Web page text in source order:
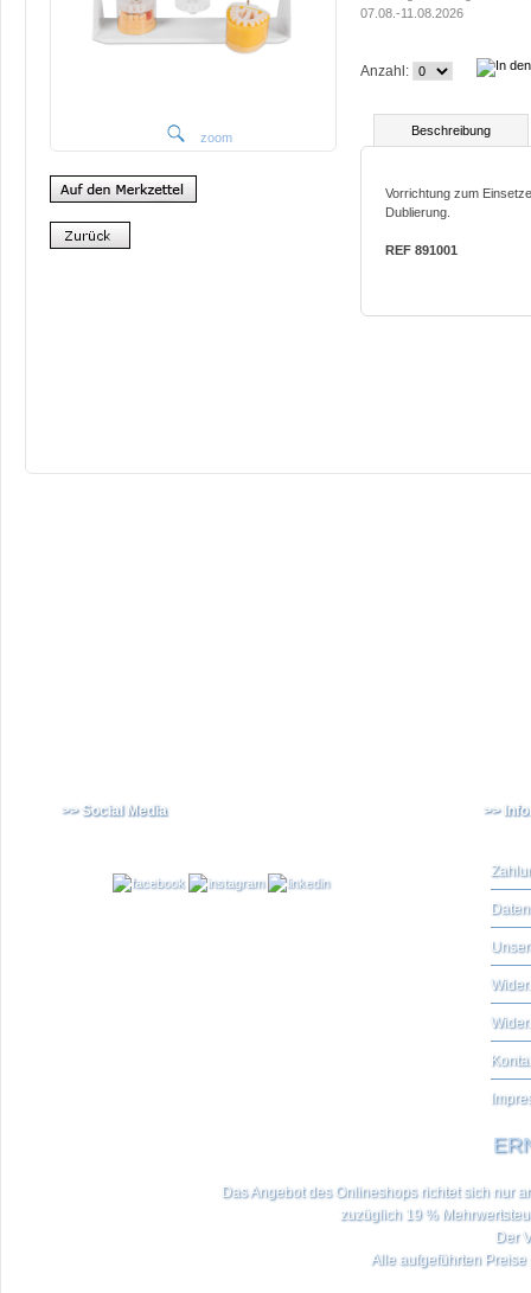
zoom
07.08.-11.08.2026
Anzahl:
Beschreibung
Vorrichtung zum
Dublierung.
REF 891001
>> Social Media >>
Das Angebot des Onlineshops richtet sich nur
zuzüglich 19 %
Der
Alle aufgeführten